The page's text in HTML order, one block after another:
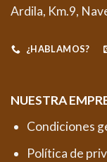
Ardila, Km.9,
¿HABLAMOS?
NUESTRA
Condiciones
Política de